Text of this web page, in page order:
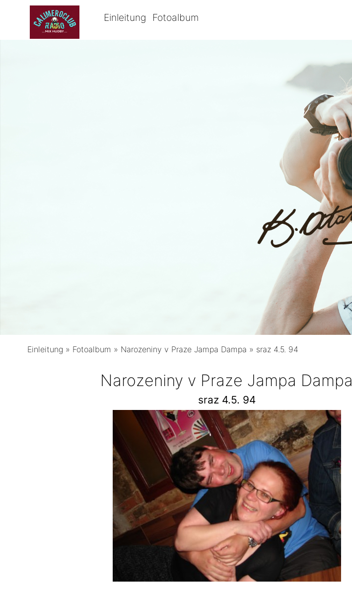
Einleitung Fotoalbum
Einleitung » Fotoalbum » Narozeniny v Praze Jampa Dampa » sraz 4.5. 94
Narozeniny v Praze Jampa Dampa
sraz 4.5. 94